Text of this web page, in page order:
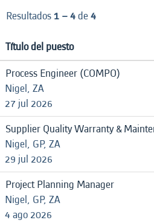
Resultados1 – 4de4
Título del puesto
Process Engineer (COMPO)
Nigel, ZA
27 jul 2026
Supplier Quality Warranty &
Nigel, GP, ZA
29 jul 2026
Project Planning Manager
Nigel, GP, ZA
4 ago 2026